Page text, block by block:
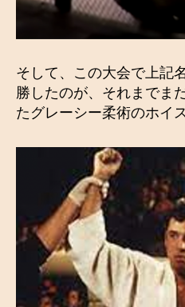
そして、この大会で上記
勝したのが、それまでま
たグレーシー柔術のホイ